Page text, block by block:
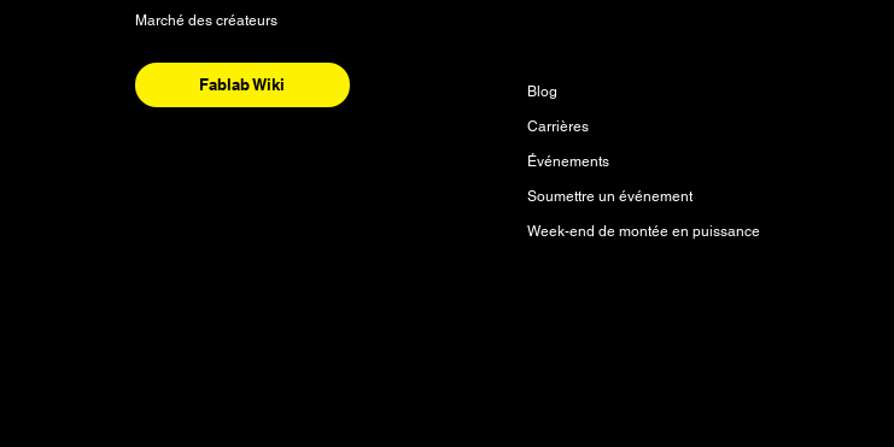
Marché des créateurs
Fablab Wiki Blog
Carrières
Événements
Soumettre un événement
Week-end de montée en puissance